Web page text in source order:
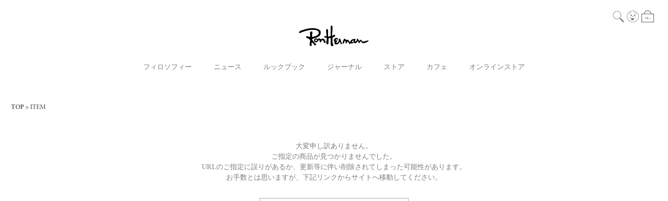
フィロソフィー ニュース ルックブック ジャーナル ストア カフェ オンラインストア
TOP ITEM
大変申し訳ありません。
ご指定の商品が見つかりませんでした。
URLのご指定に誤りがあるか、更新等に伴い削除されてしまった可能性があります。
お手数とは思いますが、下記リンクからサイトへ移動してください。